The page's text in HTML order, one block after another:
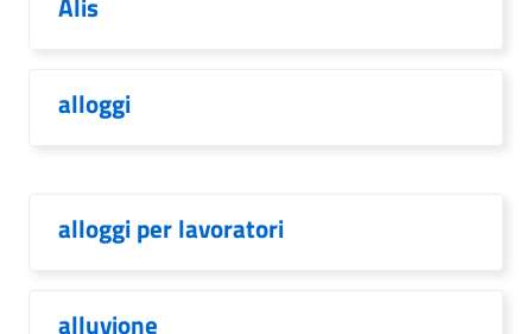
alloggi
alloggi per lavoratori
alluvione